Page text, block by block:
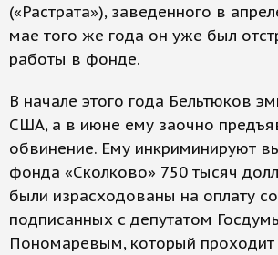
(«Растрата»), заведенного в
мае того же года он уже был
работы в фонде.
В начале этого года Бельтюков
США, а в июне ему заочно
обвинение. Ему инкриминируют
фонда «Сколково» 750 тысяч
были израсходованы на оплату
подписанных с депутатом
Пономаревым, который